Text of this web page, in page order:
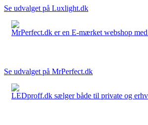
Se udvalget på Luxlight.dk
MrPerfect.dk er en E-mærket webshop
Se udvalget på MrPerfect.dk
LEDproff.dk sælger både til private og